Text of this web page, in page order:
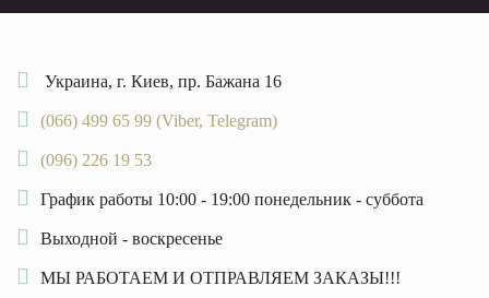
Украина, г. Киев, пр. Бажана 16
(066) 499 65 99 (Viber, Telegram)
(096) 226 19 53
График работы 10:00 - 19:00 понедельник - суббота
Выходной - воскресенье
МЫ РАБОТАЕМ И ОТПРАВЛЯЕМ ЗАКАЗЫ!!!